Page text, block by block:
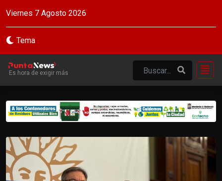
Viernes 7 Agosto 2026
Tema
Es hora de exigir más